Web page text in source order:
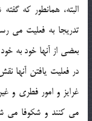
البته، همانطور كه
تدريجا به فعليت مي
بعضي از آنها خود به
در فعليت يافتن آنها
غرايز و امور فطري و
مي كنند و شكوفا مي